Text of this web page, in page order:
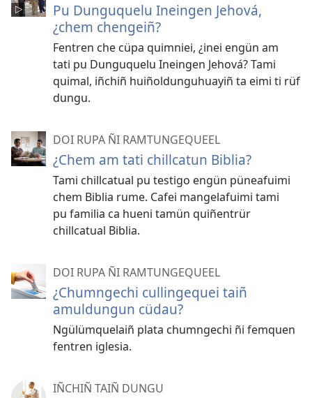
Pu Dunguquelu Ineingen Jehová,
¿chem chengeiñ?
Fentren che cüpa quimniei, ¿inei engün am
tati pu Dunguquelu Ineingen Jehová? Tami
quimal, iñchiñ huiñoldunguhuayiñ ta eimi ti rüf
dungu.
DOI RUPA ÑI RAMTUNGEQUEEL
¿Chem am tati chillcatun Biblia?
Tami chillcatual pu testigo engün püneafuimi
chem Biblia rume. Cafei mangelafuimi tami
pu familia ca hueni tamün quiñentrür
chillcatual Biblia.
DOI RUPA ÑI RAMTUNGEQUEEL
¿Chumngechi cullingequei taiñ
amuldungun cüdau?
Ngülümquelaiñ plata chumngechi ñi femquen
fentren iglesia.
IÑCHIÑ TAIÑ DUNGU